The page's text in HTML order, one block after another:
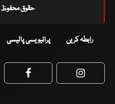
حقوق محفوظ
رابطہ کریں پرائیویسی پالیسی
Facebook